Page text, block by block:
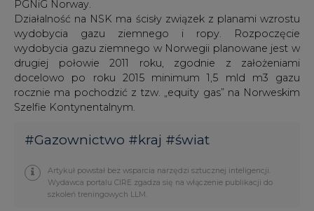
drugiej połowie 2011 roku, zgodnie z założeniami
docelowo po roku 2015 minimum 1,5 mld m3 gazu
rocznie ma pochodzić z tzw. „equity gas” na Norweskim
Szelfie Kontynentalnym.
#Gazownictwo #kraj # świat
Artykuł powstał bez wsparcia narzędzi sztucznej inteligencji.
szkoleń treningowych LLM.
KOMENTARZE